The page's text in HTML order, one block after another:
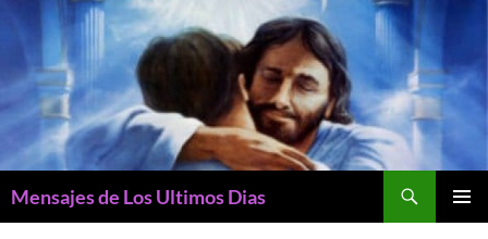
Mensajes de Los Ultimos Dias